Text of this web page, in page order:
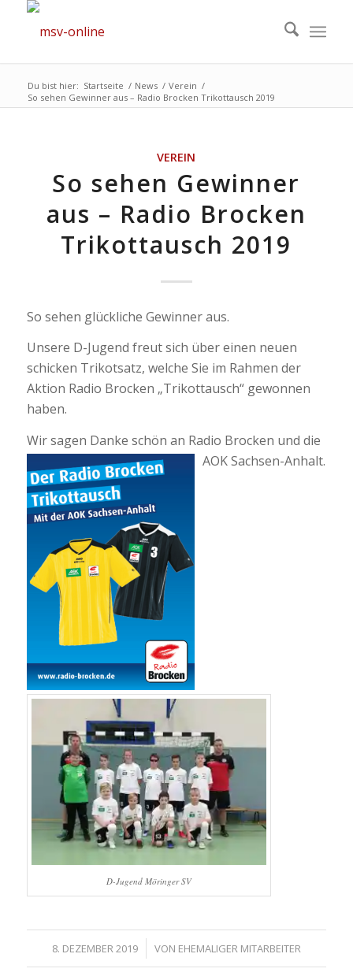
Du bist hier: Startseite / News / Verein /
So sehen Gewinner aus – Radio Brocken Trikottausch 2019
VEREIN
So sehen Gewinner
aus – Radio Brocken
Trikottausch 2019
So sehen glückliche Gewinner aus.
Unsere D-Jugend freut sich über einen neuen
schicken Trikotsatz, welche Sie im Rahmen der
Aktion Radio Brocken „Trikottausch“ gewonnen
haben.
Wir sagen Danke schön an Radio Brocken und die
AOK Sachsen-Anhalt.
D-Jugend Möringer SV
8. DEZEMBER 2019
/ VON EHEMALIGER MITARBEITER